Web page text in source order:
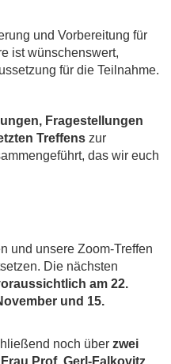
und Vorbereitung für
ist wünschenswert,
für die Teilnahme.
Fragestellungen
Treffens zur
das wir euch
und unsere Zoom-Treffen
Die nächsten
am 22.
und 15.
noch über zwei
Frau Prof. Gerl-Falkovitz